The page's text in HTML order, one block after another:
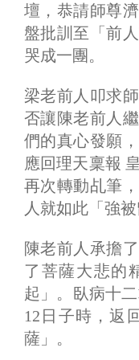
壇，恭請師尊
盤批訓至「前
哭成一團。
梁老前人叩求
否讓陳老前人
們的真心發願
應回理天稟報
再次轉動乩筆
人就如此「強
陳老前人承擔
了菩薩大悲的
起」。臥病十
12日子時，返
薩」。